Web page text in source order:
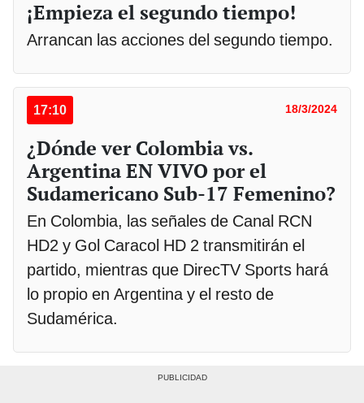
¡Empieza el segundo tiempo!
Arrancan las acciones del segundo tiempo.
17:10 18/3/2024
¿Dónde ver Colombia vs.
Argentina EN VIVO por el
Sudamericano Sub-17 Femenino?
En Colombia, las señales de Canal RCN
HD2 y Gol Caracol HD 2 transmitirán el
partido, mientras que DirecTV Sports hará
lo propio en Argentina y el resto de
Sudamérica.